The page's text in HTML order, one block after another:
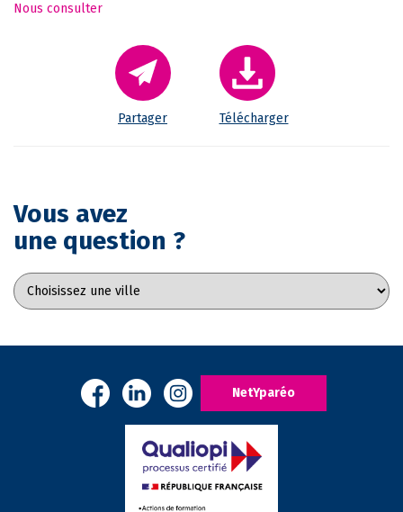
Nous consulter
Partager Télécharger
Vous avez
une question ?
NetYparéo